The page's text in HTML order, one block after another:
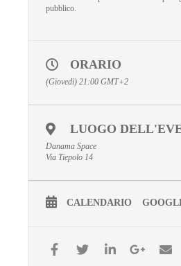
pubblico.
ORARIO
(Giovedì) 21:00 GMT+2
LUOGO
Danama Space
Via Tiepolo 14
CALENDARIO